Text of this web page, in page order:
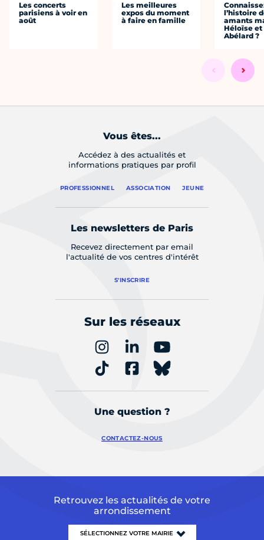
Les concerts
parisiens à voir en
août
Les meilleures
expos du moment
à faire en famille
l’histoire
amants
Héloïse et
Abélard ?
Vous êtes...
Accédez à des actualités et
informations pratiques par profil
PROFESSIONNEL ASSOCIATION JEUNE
Les newsletters de Paris
Recevez directement par email
l'actualité de vos centres d'intérêt
S'INSCRIRE
Sur les réseaux
Une question ?
CONTACTEZ-NOUS
Retrouvez les actualités de votre
arrondissement